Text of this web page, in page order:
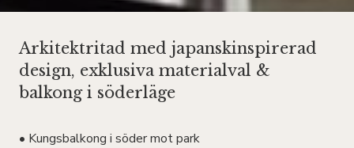
Arkitektritad med japanskinspirerad
design, exklusiva materialval &
balkong i söderläge
• Kungsbalkong i söder mot park